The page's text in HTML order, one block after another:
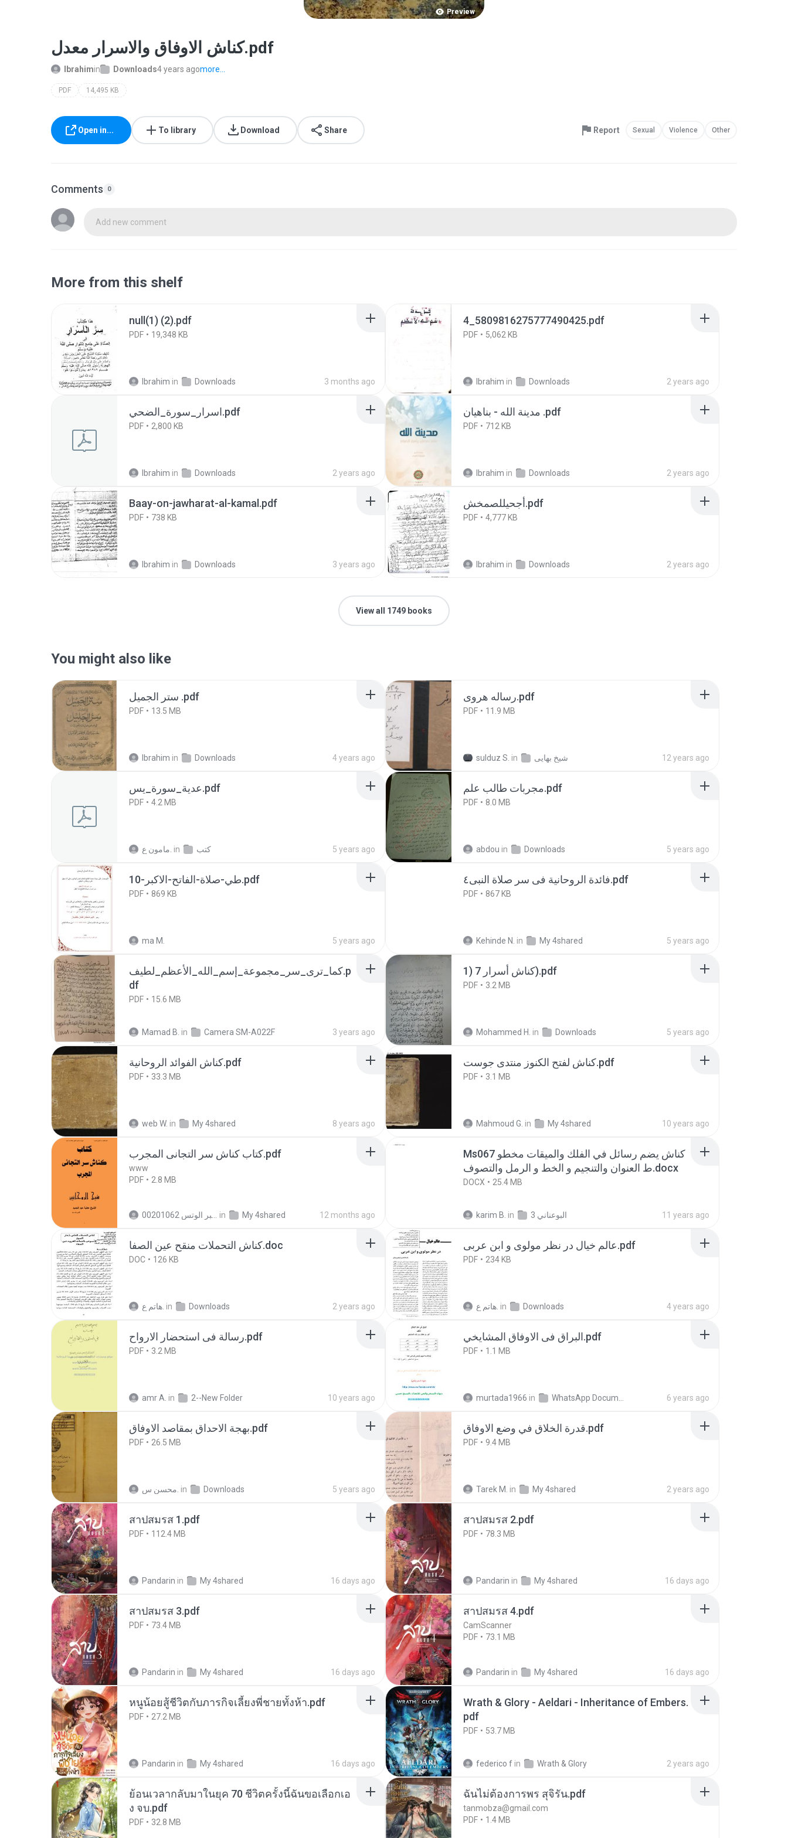
Preview
كناش الاوفاق والاسرار معدل.pdf
Ibrahimin Downloads4 years agomore...
PDF 14,495 KB
Open in... To library Download Share Report Sexual Violence Other
Comments 0
Add new comment
More from this shelf
null(1) (2).pdf
PDF 19,348 KB
Ibrahim in Downloads 3 months ago
4_5809816275777490425.pdf
PDF 5,062 KB
Ibrahim in Downloads 2 years ago
اسرار_سورة_الضحي.pdf
PDF 2,800 KB
Ibrahim in Downloads 2 years ago
مدينة الله - بناهيان .pdf
PDF 712 KB
Ibrahim in Downloads 2 years ago
Baay-on-jawharat-al-kamal.pdf
PDF 738 KB
Ibrahim in Downloads 3 years ago
أجحيللصمخش.pdf
PDF 4,777 KB
Ibrahim in Downloads 2 years ago
View all 1749 books
You might also like
ستر الجميل .pdf
PDF 13.5 MB
Ibrahim in Downloads 4 years ago
رساله هروی.pdf
PDF 11.9 MB
sulduz S. in شیخ بهایی 12 years ago
عدية_سورة_يس.pdf
PDF 4.2 MB
in كتب 5 years ago
مجربات طالب علم.pdf
PDF 8.0 MB
abdou in Downloads 5 years ago
10-طي-صلاة-الفاتح-الاكبر.pdf
PDF 869 KB
ma M. 5 years ago
فائدة الروحانية فى سر صلاة النبى٤.pdf
PDF 867 KB
Kehinde N. in My 4shared 5 years ago
كما_ترى_سر_مجموعة_إسم_الله_الأعظم_لطيف.p
df
PDF 15.6 MB
Mamad B. in Camera SM-A022F 3 years ago
كناش أسرار 7 (1).pdf
PDF 3.2 MB
Mohammed H. in Downloads 5 years ago
كناش الفوائد الروحانية.pdf
PDF 33.3 MB
web W. in My 4shared 8 years ago
كناش لفتح الكنوز منتدى جوست.pdf
PDF 3.1 MB
Mahmoud G. in My 4shared 10 years ago
كتاب كناش سر التجانى المجرب.pdf
www
PDF
2.8 MB
in My 4shared 12 months ago
Ms067 كناش يضم رسائل في الفلك والميقات مخطو
ط العنوان والتنجيم و الخط و الرمل والتصوف.docx
DOCX 25.4 MB
karim B. in البوعناني 3 11 years ago
كناش التحملات منقح عين الصفا.doc
DOC 126 KB
in Downloads 2 years ago
عالم خیال در نظر مولوی و ابن عربی.pdf
PDF 234 KB
in Downloads 4 years ago
رسالة فى استحضار الارواح.pdf
PDF 3.2 MB
amr A. in 2--New Folder 10 years ago
البراق فی الاوفاق المشايخي.pdf
PDF 1.1 MB
murtada1966 in 6 years ago
بهجة الاحداق بمقاصد الاوفاق.pdf
PDF 26.5 MB
in Downloads 5 years ago
قدرة الخلاق في وضع الاوفاق.pdf
PDF 9.4 MB
Tarek M. in My 4shared 2 years ago
สาปสมรส 1.pdf
PDF 112.4 MB
Pandarin in My 4shared 16 days ago
สาปสมรส 2.pdf
PDF 78.3 MB
Pandarin in My 4shared 16 days ago
สาปสมรส 3.pdf
PDF 73.4 MB
Pandarin in My 4shared 16 days ago
สาปสมรส 4.pdf
CamScanner
PDF
73.1 MB
Pandarin in My 4shared 16 days ago
หนูน้อยสู้ชีวิตกับภารกิจเลี้ยงพี่ชายทั้งห้า.pdf
PDF 27.2 MB
Pandarin in My 4shared 16 days ago
Wrath & Glory - Aeldari - Inheritance of Embers.
pdf
PDF 53.7 MB
federico f in Wrath & Glory 2 years ago
ย้อนเวลากลับมาในยุค 70 ชีวิตครั้งนี้ฉันขอเลือกเอ
ง จบ.pdf
PDF 32.8 MB
ฉันไม่ต้องการพร สุจิรัน.pdf
tanmobza@gmail.com
PDF
1.4 MB